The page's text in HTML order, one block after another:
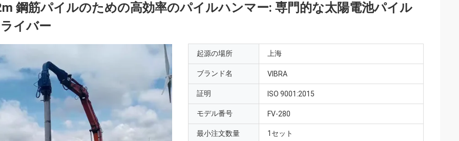
鋼筋パイルのための高効率のパイルハンマー: 専門的な太陽電池パイル
イバー
起源の場所 上海
ブランド名 VIBRA
証明 ISO 9001:2015
モデル番号 FV-280
最小注文数量 1セット